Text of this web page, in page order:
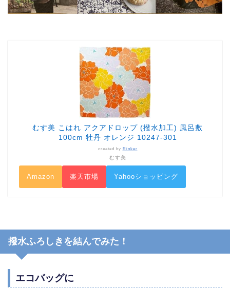
むす美 こはれ アクアドロップ (撥水加工) 風呂敷
100cm 牡丹 オレンジ 10247-301
created by Rinker
むす美
Amazon 楽天市場 Yahooショッピング
撥水ふろしきを結んでみた！
エコバッグに